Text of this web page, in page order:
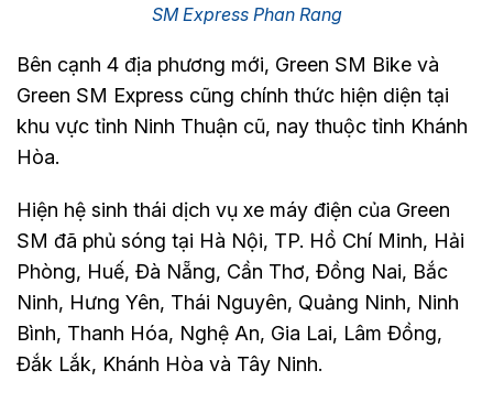
SM Express Phan Rang
Bên cạnh 4 địa phương mới, Green SM Bike và
Green SM Express cũng chính thức hiện diện tại
khu vực tỉnh Ninh Thuận cũ, nay thuộc tỉnh Khánh
Hòa.
Hiện hệ sinh thái dịch vụ xe máy điện của Green
SM đã phủ sóng tại Hà Nội, TP. Hồ Chí Minh, Hải
Phòng, Huế, Đà Nẵng, Cần Thơ, Đồng Nai, Bắc
Ninh, Hưng Yên, Thái Nguyên, Quảng Ninh, Ninh
Bình, Thanh Hóa, Nghệ An, Gia Lai, Lâm Đồng,
Đắk Lắk, Khánh Hòa và Tây Ninh.